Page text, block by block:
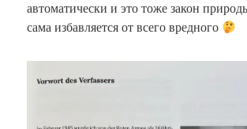
автоматически и это тоже закон
сама избавляется от всего вредного